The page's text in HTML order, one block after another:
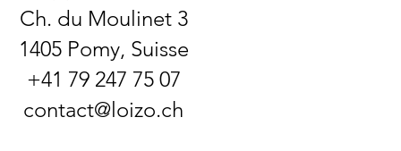
Ch. du Moulinet 3
1405 Pomy, Suisse
+41 79 247 75 07
contact@loizo.ch